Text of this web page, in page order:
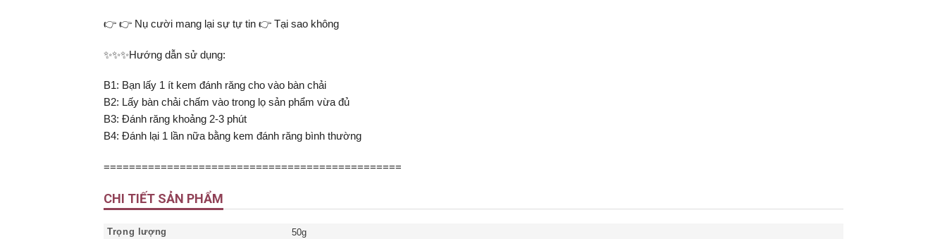
👉 👉 Nụ cười mang lại sự tự tin 👉 Tại sao không
✨✨✨Hướng dẫn sử dụng:
B1: Bạn lấy 1 ít kem đánh răng cho vào bàn chải
B2: Lấy bàn chải chấm vào trong lọ sản phẩm vừa đủ
B3: Đánh răng khoảng 2-3 phút
B4: Đánh lại 1 lần nữa bằng kem đánh răng bình thường
===============================================
CHI TIẾT SẢN PHẨM
Trọng lượng
50g